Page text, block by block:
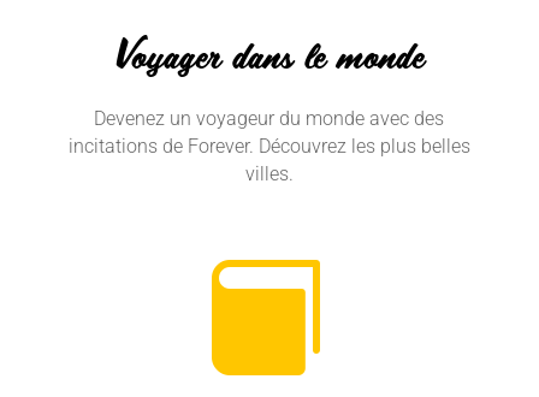
Voyager dans le monde
Devenez un voyageur du monde avec des
incitations de Forever. Découvrez les plus belles
villes.
